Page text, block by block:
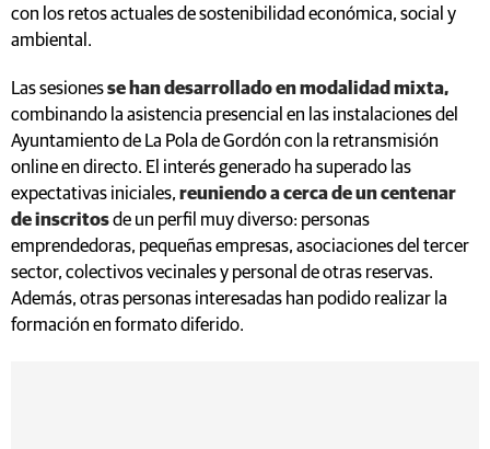
con los retos actuales de sostenibilidad económica, social y
ambiental.
Las sesionesse han desarrollado en modalidad mixta,
combinando la asistencia presencial en las instalaciones del
Ayuntamiento de La Pola de Gordón con la retransmisión
online en directo. El interés generado ha superado las
expectativas iniciales, reuniendo a cerca de un centenar
de inscritosde un perfil muy diverso: personas
emprendedoras, pequeñas empresas, asociaciones del tercer
sector, colectivos vecinales y personal de otras reservas.
Además, otras personas interesadas han podido realizar la
formación en formato diferido.